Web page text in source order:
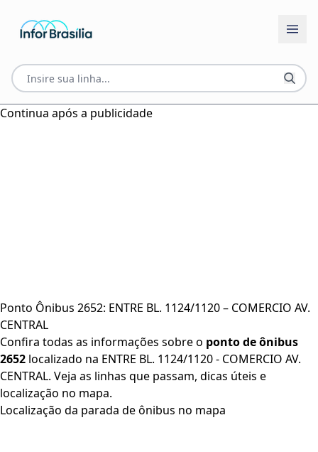
Continua após a publicidade
Ponto Ônibus 2652: ENTRE BL. 1124/1120 – COMERCIO AV.
CENTRAL
Confira todas as informações sobre o ponto de ônibus
2652 localizado na ENTRE BL. 1124/1120 - COMERCIO AV.
CENTRAL. Veja as linhas que passam, dicas úteis e
localização no mapa.
Localização da parada de ônibus no mapa